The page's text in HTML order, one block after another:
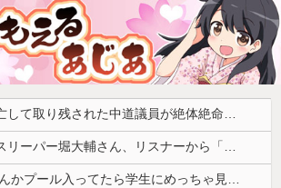
某週刊誌が完全逃亡して取り残された中道議員が絶体絶命の窮地、「今度は宏池会に矛先を向けたか……」と節操の無さに呆れる人が続出
【悲報】ショートスリーパー堀大輔さん、リスナーから「寝たほうがいい！」と言われてガチギレし炎上 → 高須幹也医師の医学的アドバイスに激昂 ｗｗｗｗｗｗｗｗｗ
【画像】 まま「なんかプール入ってたら学生にめっちゃ見られたw」